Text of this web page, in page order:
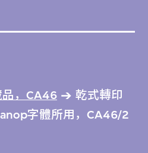
，CA46
乾式轉印
字體所用，CA46/2